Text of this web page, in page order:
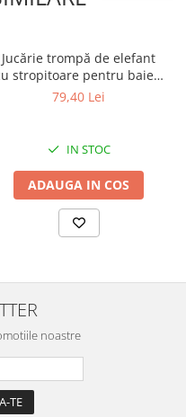
Jucărie trompă de elefant
stropitoare pentru baie –
albastru +18 luni Yookidoo
79,40 Lei
IN STOC
ADAUGA IN COS
noastre